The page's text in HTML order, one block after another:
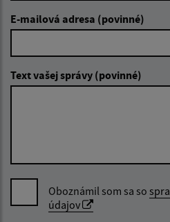
E-mailová adresa (povinné)
Text vašej správy (povinné)
Oboznámil som sa so
údajov